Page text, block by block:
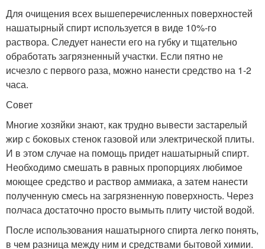
Для очищения всех вышеперечисленных поверхностей
нашатырный спирт используется в виде 10%-го
раствора. Следует нанести его на губку и тщательно
обработать загрязненный участки. Если пятно не
исчезло с первого раза, можно нанести средство на 1-2
часа.
Совет
Многие хозяйки знают, как трудно вывести застарелый
жир с боковых стенок газовой или электрической плиты.
И в этом случае на помощь придет нашатырный спирт.
Необходимо смешать в равных пропорциях любимое
моющее средство и раствор аммиака, а затем нанести
полученную смесь на загрязненную поверхность. Через
полчаса достаточно просто вымыть плиту чистой водой.
После использования нашатырного спирта легко понять,
в чем разница между ним и средствами бытовой химии.